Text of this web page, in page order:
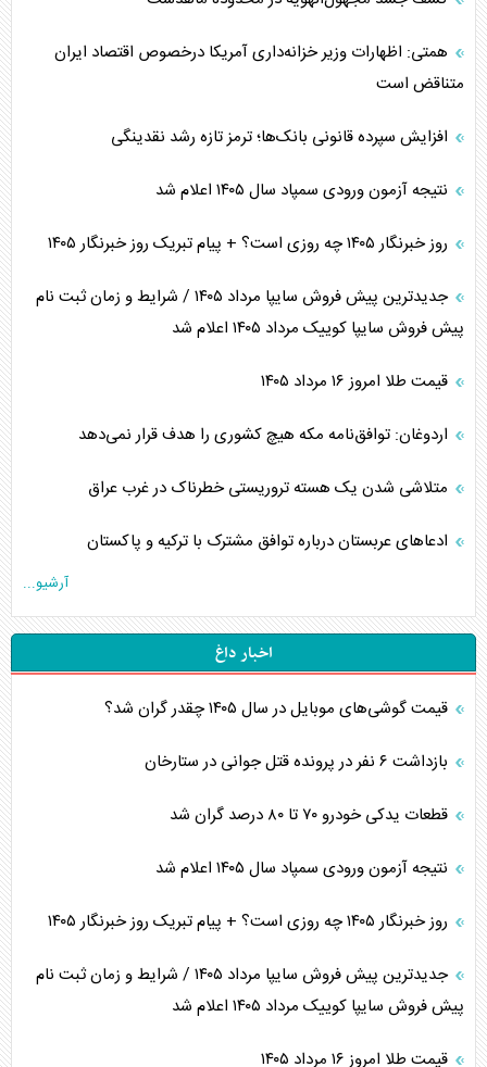
همتی: اظهارات وزیر خزانه‌داری آمریکا درخصوص اقتصاد ایران
متناقض است
افزایش سپرده قانونی بانک‌ها؛ ترمز تازه رشد نقدینگی
نتیجه آزمون ورودی سمپاد سال ۱۴۰۵ اعلام شد
روز خبرنگار ۱۴۰۵ چه روزی است؟ + پیام تبریک روز خبرنگار ۱۴۰۵
جدیدترین پیش فروش سایپا مرداد ۱۴۰۵ / شرایط و زمان ثبت نام
پیش فروش سایپا کوییک مرداد ۱۴۰۵ اعلام شد
قیمت طلا امروز ۱۶ مرداد ۱۴۰۵
اردوغان: توافق‌نامه مکه هیچ کشوری را هدف قرار نمی‌دهد
متلاشی شدن یک هسته تروریستی خطرناک در غرب عراق
ادعاهای عربستان درباره توافق مشترک با ترکیه و پاکستان
آرشیو...
اخبار داغ
قیمت گوشی‌های موبایل در سال ۱۴۰۵ چقدر گران شد؟
بازداشت ۶ نفر در پرونده قتل جوانی در ستارخان
قطعات یدکی خودرو ۷۰ تا ۸۰ درصد گران شد
نتیجه آزمون ورودی سمپاد سال ۱۴۰۵ اعلام شد
روز خبرنگار ۱۴۰۵ چه روزی است؟ + پیام تبریک روز خبرنگار ۱۴۰۵
جدیدترین پیش فروش سایپا مرداد ۱۴۰۵ / شرایط و زمان ثبت نام
پیش فروش سایپا کوییک مرداد ۱۴۰۵ اعلام شد
قیمت طلا امروز ۱۶ مرداد ۱۴۰۵